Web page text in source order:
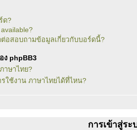
ด?
อสอบถามข้อมูลเกี่ยวกับบอร์ดนี้?
ง phpBB3
าษาไทย?
ใช้งาน ภาษาไทยได้ที่ไหน?
การเข้าสู่ร